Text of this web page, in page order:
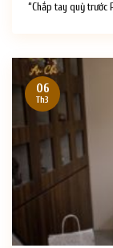
“Chắp tay quỳ trước
06
Th3